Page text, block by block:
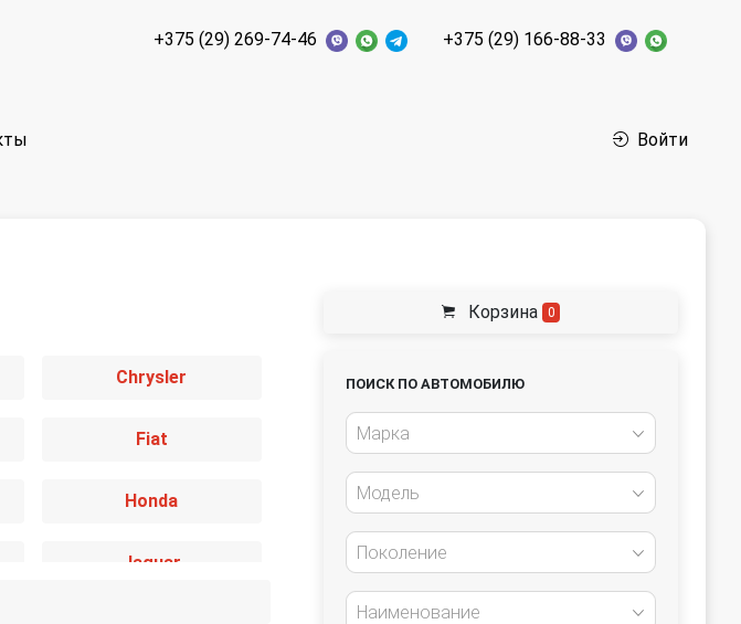
+375 (29) 269-74-46 +375 (29) 166-88-33
Войти
Chrysler
Fiat
Honda
Jaguar
Корзина 0
ПОИСК ПО АВТОМОБИЛЮ
Марка
Модель
Поколение
Наименование